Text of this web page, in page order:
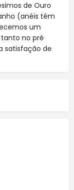
de Ouro
(anéis têm
um
no pré
satisfação de